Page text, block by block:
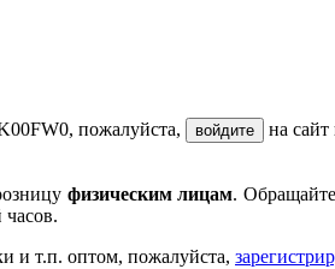
пожалуйста,
войдите на сайт
физическим лицам.
и т.п. оптом, пожалуйста,